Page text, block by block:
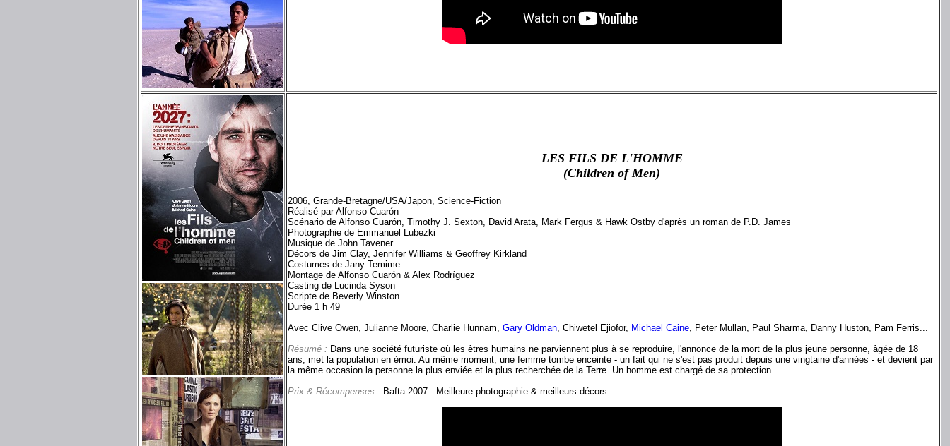
LES FILS DE L'HOMME
(Children of Men)
2006, Grande-Bretagne/USA/Japon, Science-Fiction
Réalisé par Alfonso Cuarón
Scénario de Alfonso Cuarón, Timothy J. Sexton, David Arata, Mark Fergus & Hawk Ostby d'après un roman de P.D. James
Photographie de Emmanuel Lubezki
Musique de John Tavener
Décors de Jim Clay, Jennifer Williams & Geoffrey Kirkland
Costumes de Jany Temime
Montage de Alfonso Cuarón & Alex Rodríguez
Casting de Lucinda Syson
Scripte de Beverly Winston
Durée 1 h 49
Avec Clive Owen, Julianne Moore, Charlie Hunnam, Gary Oldman, Chiwetel Ejiofor, Michael Caine, Peter Mullan, Paul Sharma, Danny Huston, Pam Ferris...
Résumé : Dans une société futuriste où les êtres humains ne parviennent plus à se reproduire, l'annonce de la mort de la plus jeune personne, âgée de 18
ans, met la population en émoi. Au même moment, une femme tombe enceinte - un fait qui ne s'est pas produit depuis une vingtaine d'années - et devient par
la même occasion la personne la plus enviée et la plus recherchée de la Terre. Un homme est chargé de sa protection...
Prix & Récompenses : Bafta 2007 : Meilleure photographie & meilleurs décors.